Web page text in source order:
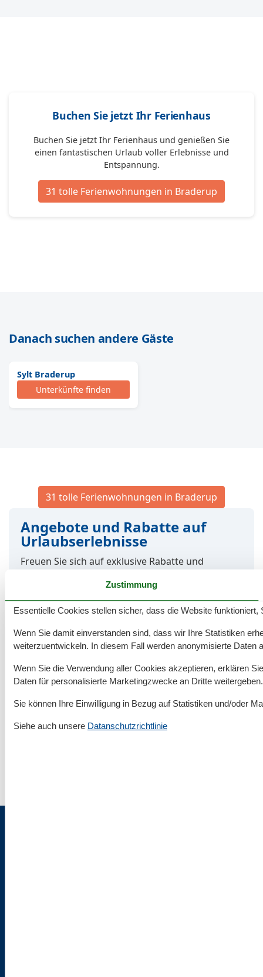
Buchen Sie jetzt Ihr Ferienhaus
Buchen Sie jetzt Ihr Ferienhaus und genießen Sie
einen fantastischen Urlaub voller Erlebnisse und
Entspannung.
31 tolle Ferienwohnungen in Braderup
Danach suchen andere Gäste
Sylt Braderup
Unterkünfte finden
31 tolle Ferienwohnungen in Braderup
Angebote und Rabatte auf
Urlaubserlebnisse
Freuen Sie sich auf exklusive Rabatte und
besten Angebote unserer Partner – ideal, um Ihre
Ferien mit zusätzlichen Highlights zu bereichern.
Angebote und Rabatte
Rund um deinen Urlaub an der Nordsee
Unterkünfte nach Region
Zustimmung
Essentielle Cookies stellen sicher, dass die Website
Wenn Sie damit einverstanden sind, dass wir Ihre Statistiken
weiterzuentwickeln. In diesem Fall werden anonymisierte Daten
Wenn Sie die Verwendung aller Cookies akzeptieren, erklären
Daten für personalisierte Marketingzwecke an Dritte weitergeben.
Sie können Ihre Einwilligung in Bezug auf Statistiken und/oder
Siehe auch unsere Datanschutzrichtlinie